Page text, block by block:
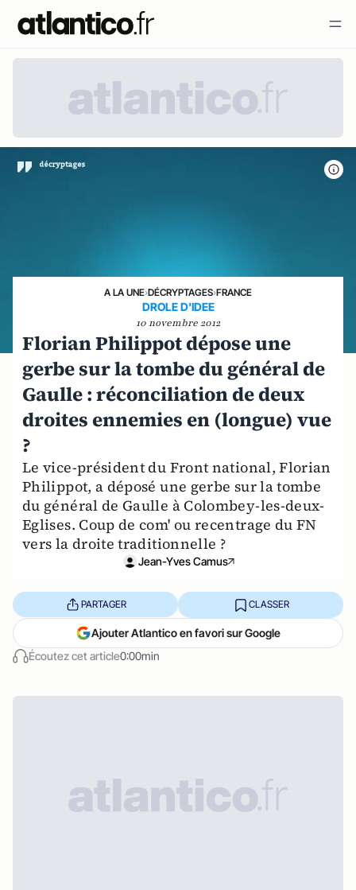
A LA UNE›DÉCRYPTAGES›FRANCE
DROLE D'IDEE
10 novembre 2012
Florian Philippot dépose une
gerbe sur la tombe du général de
Gaulle : réconciliation de deux
droites ennemies en (longue) vue
?
Le vice-président du Front national, Florian
Philippot, a déposé une gerbe sur la tombe
du général de Gaulle à Colombey-les-deux-
Eglises. Coup de com' ou recentrage du FN
vers la droite traditionnelle ?
Jean-Yves Camus
Écoutez cet article0:00min
PARTAGER CLASSER
Ajouter Atlantico en favori sur Google